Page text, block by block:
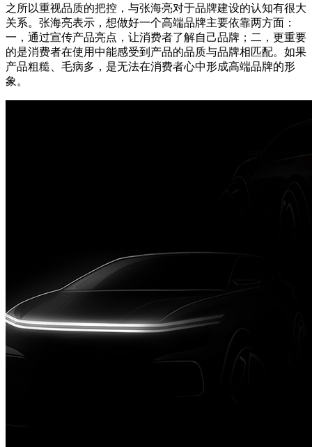
之所以重视品质的把控，与张海亮对于品牌建设的认知有很大
关系。张海亮表示，想做好一个高端品牌主要依靠两方面：
一，通过宣传产品亮点，让消费者了解自己品牌；二，更重要
的是消费者在使用中能感受到产品的品质与品牌相匹配。如果
产品粗糙、毛病多，是无法在消费者心中形成高端品牌的形
象。